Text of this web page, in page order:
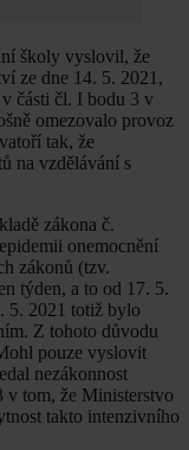
školy vyslovil, že
ze dne 14. 5. 2021,
části čl. I bodu 3 v
omezovalo provoz
tak, že
na vzdělávání s
zákona č.
onemocnění
zákonů (tzv.
týden, a to od 17. 5.
5. 2021 totiž bylo
Z tohoto důvodu
pouze vyslovit
nezákonnost
v tom, že Ministerstvo
takto intenzivního